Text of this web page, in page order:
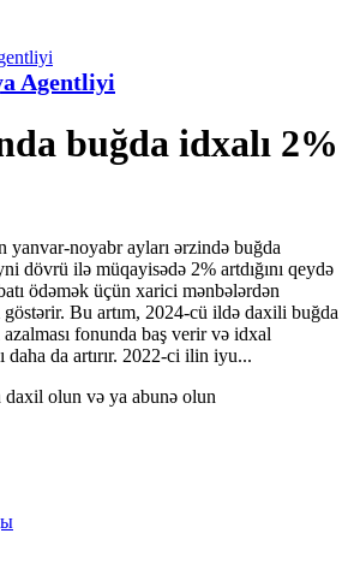
Agentliyi
buğda idxalı 2%
noyabr ayları ərzində buğda
dövrü ilə müqayisədə 2% artdığını qeydə
ödəmək üçün xarici mənbələrdən
göstərir. Bu artım, 2024-cü ildə daxili buğda
azalması fonunda baş verir və idxal
daha da artırır. 2022-ci ilin iyu...
olun və ya abunə olun